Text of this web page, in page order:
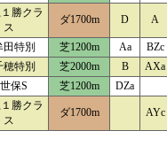
勝クラ
ス
ダ1700m D A
田特別 芝1200m Aa BZc
穂特別 芝2000m B AXa
保S 芝1200m DZa
勝クラ
ス
ダ1700m AYc